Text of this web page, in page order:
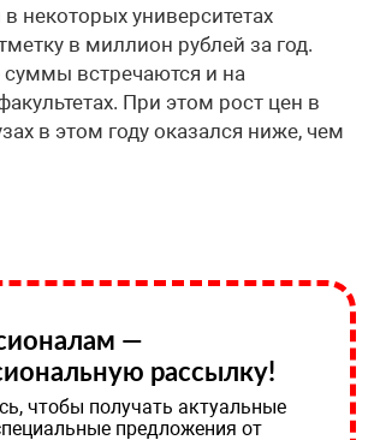
некоторых университетах
в миллион рублей за год.
встречаются и на
При этом рост цен в
в этом году оказался ниже, чем
—
рассылку!
чтобы получать актуальные
предложения от